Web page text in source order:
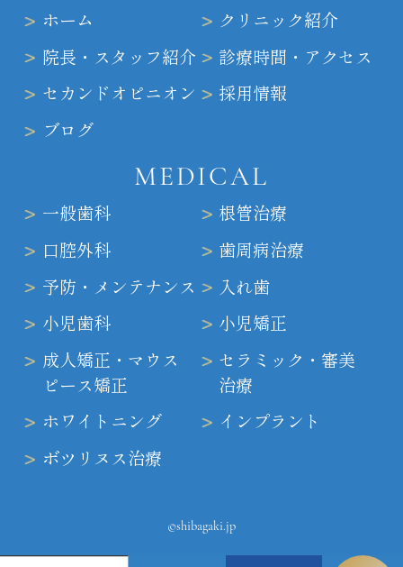
ホーム クリニック紹介
院長・スタッフ紹介 診療時間・アクセス
セカンドオピニオン 採用情報
ブログ
MEDICAL
一般歯科
小児矯正
根管治療
成人矯正・マウス
ピース矯正
口腔外科
セラミック・審美
治療
歯周病治療
ホワイトニング
予防・メンテナンス
インプラント
入れ歯
ボツリヌス治療
小児歯科
©shibagaki.jp